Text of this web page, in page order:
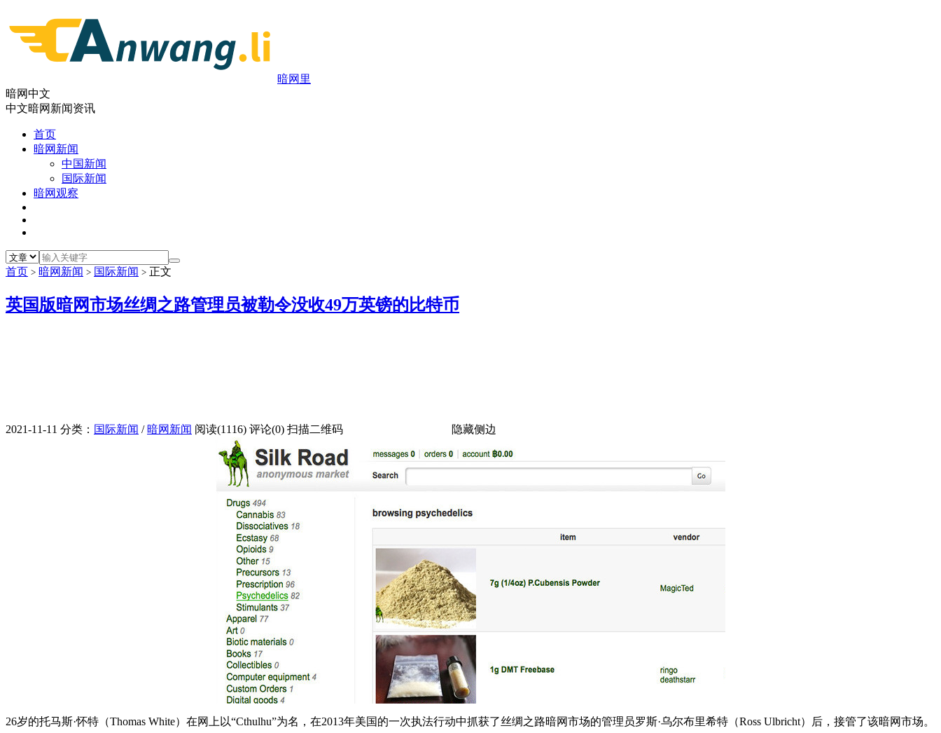
暗网里
暗网中文
中文暗网新闻资讯
首页
暗网新闻
中国新闻
国际新闻
暗网观察
首页 > 暗网新闻 > 国际新闻 > 正文
英国版暗网市场丝绸之路管理员被勒令没收49万英镑的比特币
2021-11-11 分类： 国际新闻 / 暗网新闻 阅读(1116) 评论(0) 扫描二维码 隐藏侧边
26岁的托马斯·怀特（Thomas White）在网上以“Cthulhu”为名，在2013年美国的一次执法行动中抓获了丝绸之路暗网市场的管理员罗斯·乌尔布里希特（Ross Ulbricht）后，接管了该暗网市场。